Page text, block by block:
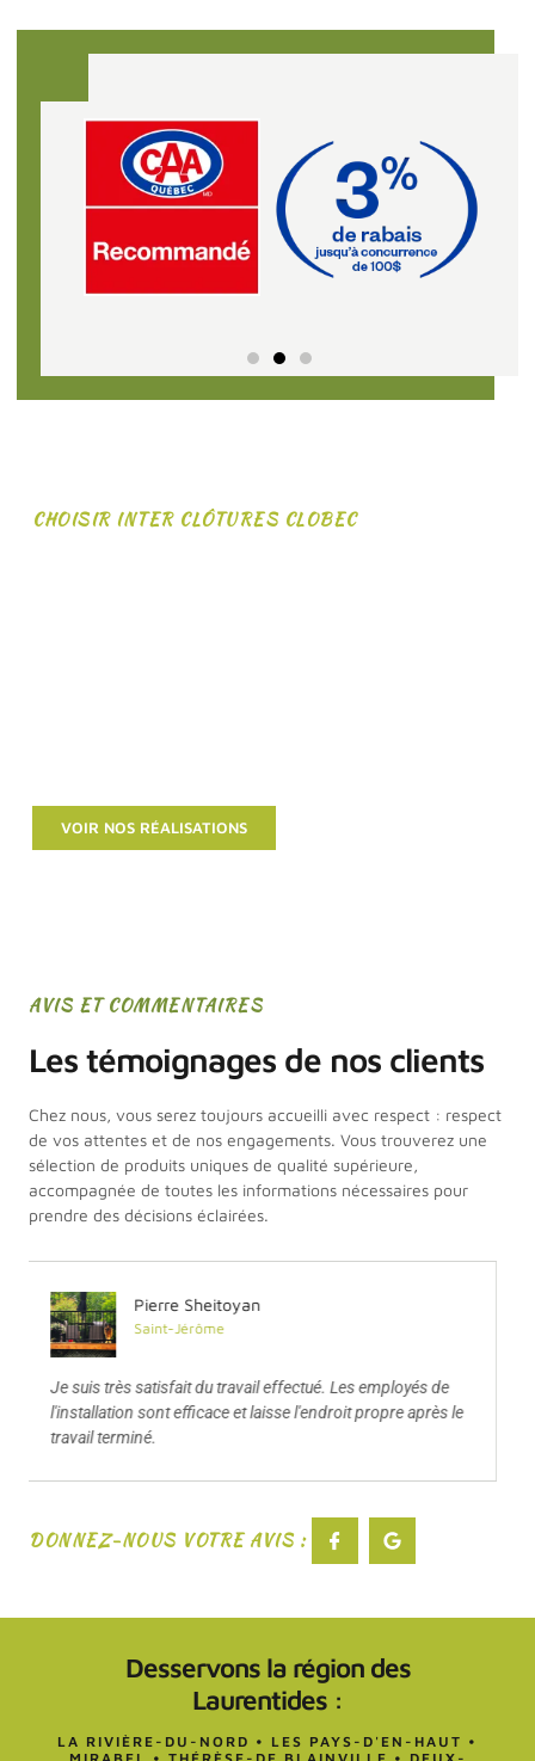
CHOISIR INTER CLÔTURES CLOBEC
VOIR NOS RÉALISATIONS
AVIS ET COMMENTAIRES
Les témoignages de nos clients
Chez nous, vous serez toujours accueilli avec respect : respect
de vos attentes et de nos engagements. Vous trouverez une
sélection de produits uniques de qualité supérieure,
accompagnée de toutes les informations nécessaires pour
prendre des décisions éclairées.
Christian Bechette
Prévost
Nous avons eu du très bon service, avant et après-vente.
Ils sont venus rapidement et ont installé exactement tel
que demandé. Merci !
DONNEZ-NOUS VOTRE AVIS :
Desservons la région des
Laurentides :
LA RIVIÈRE-DU-NORD • LES PAYS-D'EN-HAUT •